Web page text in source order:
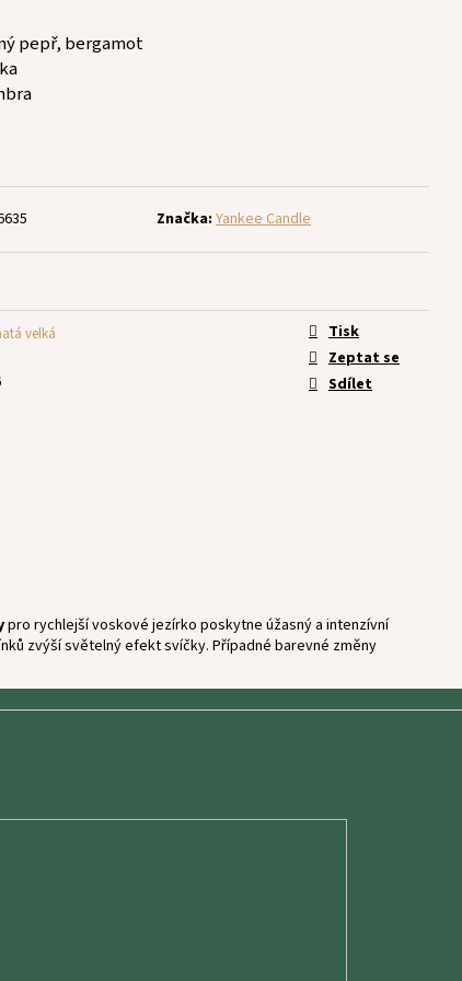
pepř, bergamot
Značka: Yankee Candle
velká
Tisk
Zeptat se
Sdílet
pro rychlejší voskové jezírko poskytne úžasný a intenzívní
zvýší světelný efekt svíčky. Případné barevné změny